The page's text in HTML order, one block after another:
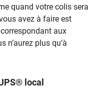
quand votre colis sera
avez à faire est
correspondant aux
n’aurez plus qu’à
local